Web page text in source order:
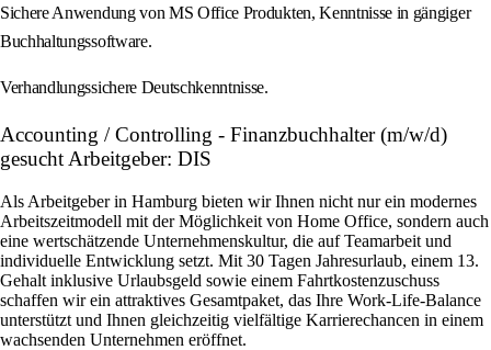
Sichere Anwendung von MS Office Produkten, Kenntnisse in gängiger
Buchhaltungssoftware.
Verhandlungssichere Deutschkenntnisse.
Accounting / Controlling - Finanzbuchhalter (m/w/d)
gesucht Arbeitgeber: DIS
Als Arbeitgeber in Hamburg bieten wir Ihnen nicht nur ein modernes
Arbeitszeitmodell mit der Möglichkeit von Home Office, sondern auch
eine wertschätzende Unternehmenskultur, die auf Teamarbeit und
individuelle Entwicklung setzt. Mit 30 Tagen Jahresurlaub, einem 13.
Gehalt inklusive Urlaubsgeld sowie einem Fahrtkostenzuschuss
schaffen wir ein attraktives Gesamtpaket, das Ihre Work-Life-Balance
unterstützt und Ihnen gleichzeitig vielfältige Karrierechancen in einem
wachsenden Unternehmen eröffnet.